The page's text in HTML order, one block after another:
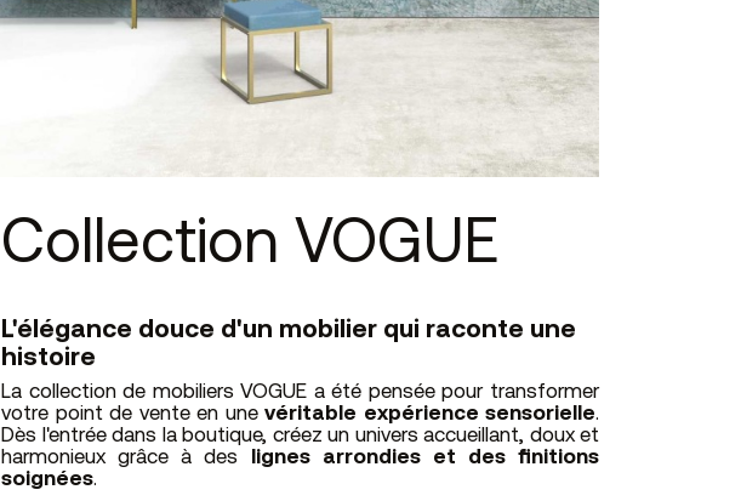
Collection VOGUE
L'élégance douce d'un mobilier qui raconte une
histoire
La collection de mobiliers VOGUE a été pensée pour transformer
votre point de vente en unevéritable expérience sensorielle.
Dès l'entrée dans la boutique, créez un univers accueillant, doux et
harmonieux grâce à des lignes arrondies et des finitions
soignées.